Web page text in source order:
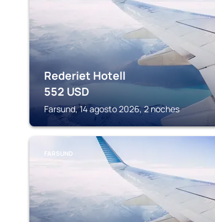
Rederiet Hotell
552 USD
Farsund, 14 agosto 2026, 2 noches
FARSUND